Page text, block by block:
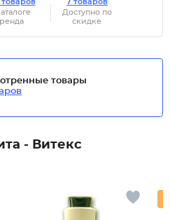
товаров
7 товаров
Доступно по
скидке
товары
- Витекс